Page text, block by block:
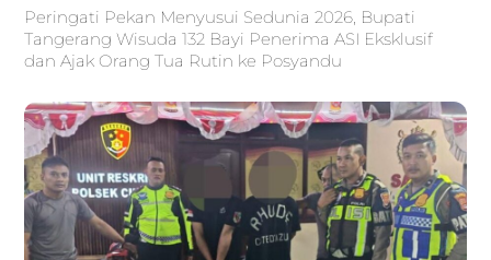
Peringati Pekan Menyusui Sedunia 2026, Bupati
Tangerang Wisuda 132 Bayi Penerima ASI Eksklusif
dan Ajak Orang Tua Rutin ke Posyandu